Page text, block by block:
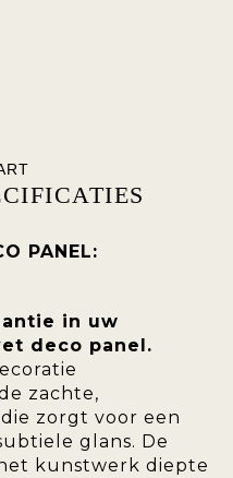
PANEL:
in uw
deco panel.
zachte,
zorgt voor een
glans. De
kunstwerk diepte